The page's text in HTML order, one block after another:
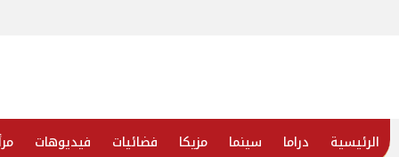
الرئيسية دراما سينما مزيكا فضائيات فيديوهات